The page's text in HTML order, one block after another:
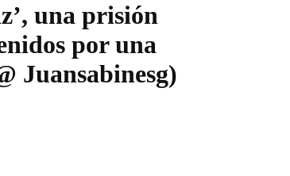
una prisión
por una
Juansabinesg)